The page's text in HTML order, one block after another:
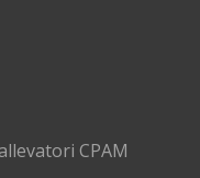
CPAM